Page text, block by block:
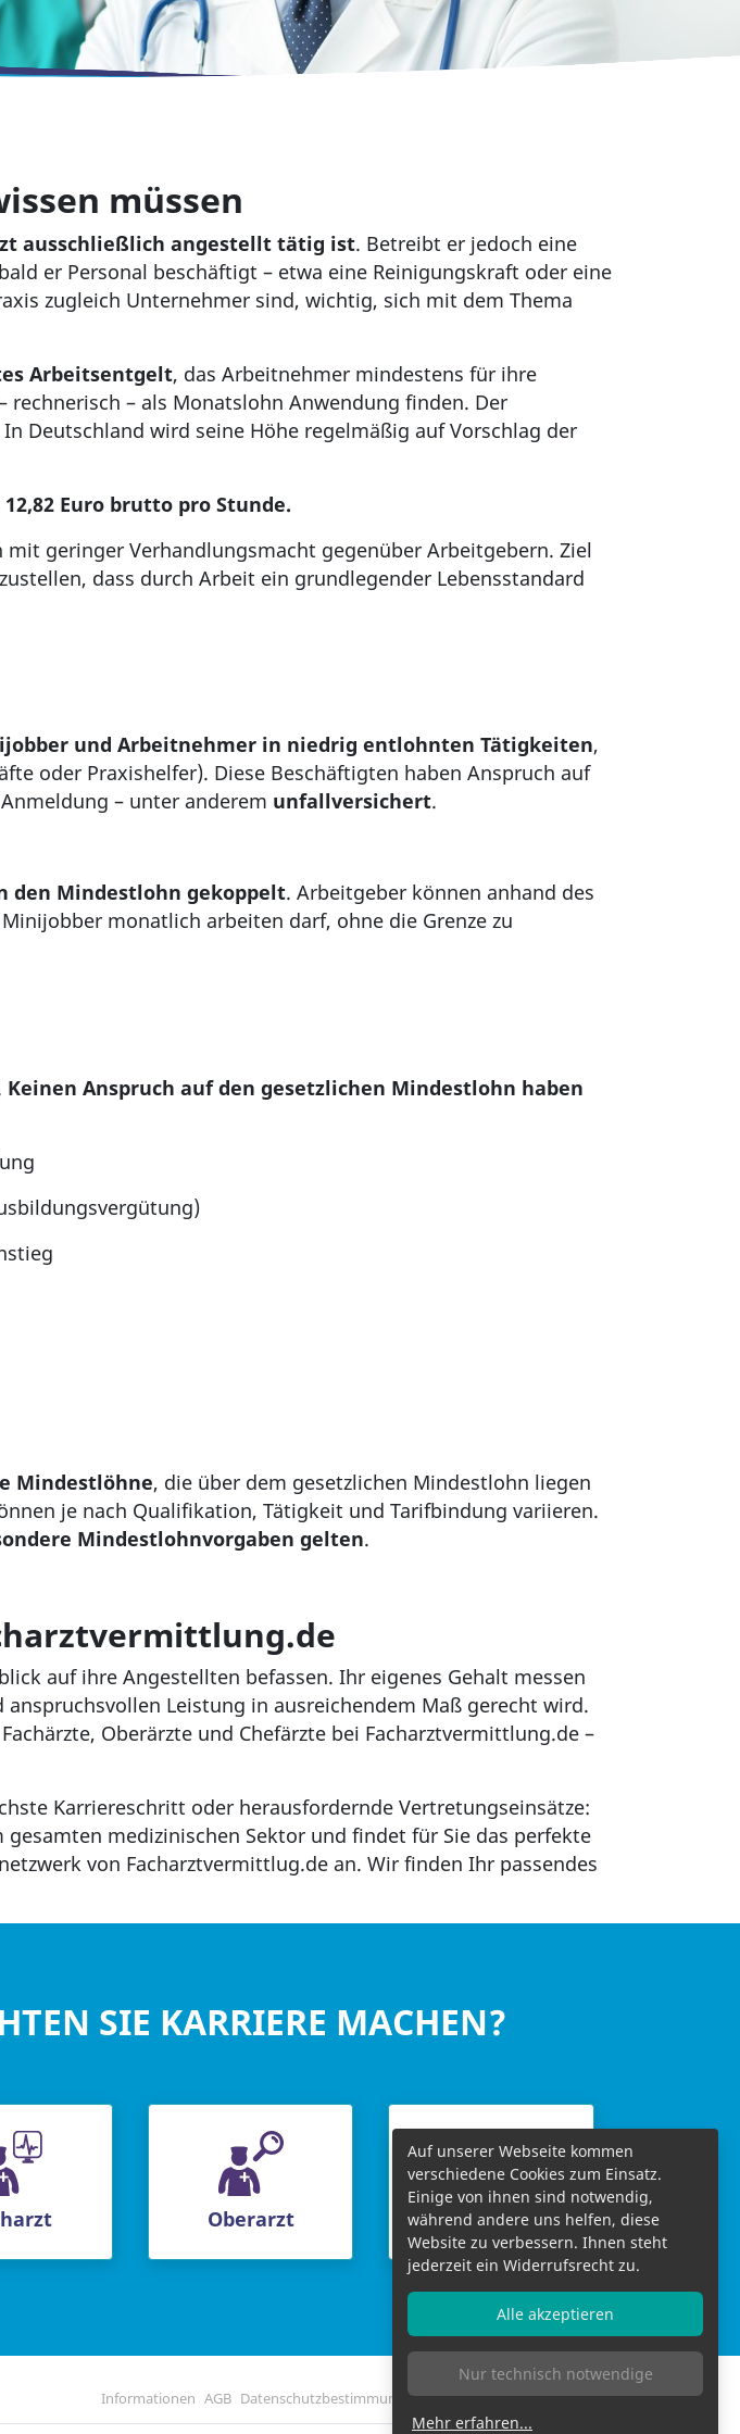
müssen
ausschließlich angestellt tätig ist. Betreibt er jedoch eine
er Personal beschäftigt – etwa eine Reinigungskraft oder eine
zugleich Unternehmer sind, wichtig, sich mit dem Thema
Arbeitsentgelt, das Arbeitnehmer mindestens für ihre
– als Monatslohn Anwendung finden. Der
Deutschland wird seine Höhe regelmäßig auf Vorschlag der
Euro brutto pro Stunde.
geringer Verhandlungsmacht gegenüber Arbeitgebern. Ziel
dass durch Arbeit ein grundlegender Lebensstandard
und Arbeitnehmer in niedrig entlohnten Tätigkeiten,
oder Praxishelfer). Diese Beschäftigten haben Anspruch auf
– unter anderem unfallversichert.
den Mindestlohn gekoppelt. Arbeitgeber können anhand des
monatlich arbeiten darf, ohne die Grenze zu
Keinen Anspruch auf den gesetzlichen Mindestlohn haben
Mindestlöhne, die über dem gesetzlichen Mindestlohn liegen
je nach Qualifikation, Tätigkeit und Tarifbindung variieren.
Mindestlohnvorgaben gelten.
auf ihre Angestellten befassen. Ihr eigenes Gehalt messen
Leistung in ausreichendem Maß gerecht wird.
Oberärzte und Chefärzte bei Facharztvermittlung.de –
Karriereschritt oder herausfordernde Vertretungseinsätze:
medizinischen Sektor und findet für Sie das perfekte
von Facharztvermittlug.de an. Wir finden Ihr passendes
SIE KARRIERE MACHEN?
Oberarzt Chefarzt
Informationen AGB Datenschutzbestimmungen Impressum Bildnachweise
Auf unserer Webseite kommen
verschiedene Cookies zum Einsatz.
Einige von ihnen sind notwendig,
während andere uns helfen, diese
Website zu verbessern. Ihnen steht
jederzeit ein Widerrufsrecht zu.
Nur technisch notwendige
Alle akzeptieren
Mehr erfahren...